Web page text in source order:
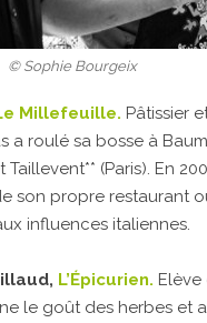
© Sophie Bourgeix
Millefeuille. Pâtissier
a roulé sa bosse à
Taillevent** (Paris). En
son propre restaurant
influences italiennes.
L’Épicurien. Elève
le goût des herbes et